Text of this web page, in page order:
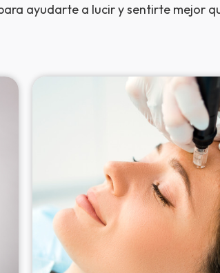
ayudarte a lucir y sentirte mejor